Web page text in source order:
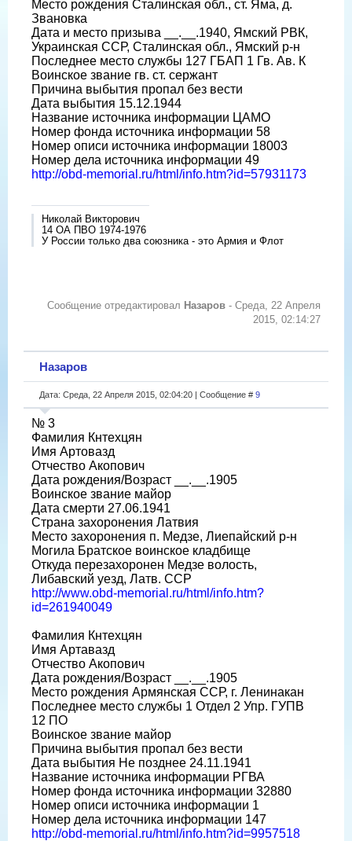
Место рождения Сталинская обл., ст. Яма, д.
Звановка
Дата и место призыва __.__.1940, Ямский РВК,
Украинская ССР, Сталинская обл., Ямский р-н
Последнее место службы 127 ГБАП 1 Гв. Ав. К
Воинское звание гв. ст. сержант
Причина выбытия пропал без вести
Дата выбытия 15.12.1944
Название источника информации ЦАМО
Номер фонда источника информации 58
Номер описи источника информации 18003
Номер дела источника информации 49
http://obd-memorial.ru/html/info.htm?id=57931173
Николай Викторович
14 ОА ПВО 1974-1976
У России только два союзника - это Армия и Флот
Сообщение отредактировал Назаров - Среда, 22 Апреля
2015, 02:14:27
Назаров
Дата: Среда, 22 Апреля 2015, 02:04:20 | Сообщение # 9
№ 3
Фамилия Кнтехцян
Имя Артовазд
Отчество Акопович
Дата рождения/Возраст __.__.1905
Воинское звание майор
Дата смерти 27.06.1941
Страна захоронения Латвия
Место захоронения п. Медзе, Лиепайский р-н
Могила Братское воинское кладбище
Откуда перезахоронен Медзе волость,
Либавский уезд, Латв. ССР
http://www.obd-memorial.ru/html/info.htm?
id=261940049
Фамилия Кнтехцян
Имя Артавазд
Отчество Акопович
Дата рождения/Возраст __.__.1905
Место рождения Армянская ССР, г. Ленинакан
Последнее место службы 1 Отдел 2 Упр. ГУПВ
12 ПО
Воинское звание майор
Причина выбытия пропал без вести
Дата выбытия Не позднее 24.11.1941
Название источника информации РГВА
Номер фонда источника информации 32880
Номер описи источника информации 1
Номер дела источника информации 147
http://obd-memorial.ru/html/info.htm?id=9957518